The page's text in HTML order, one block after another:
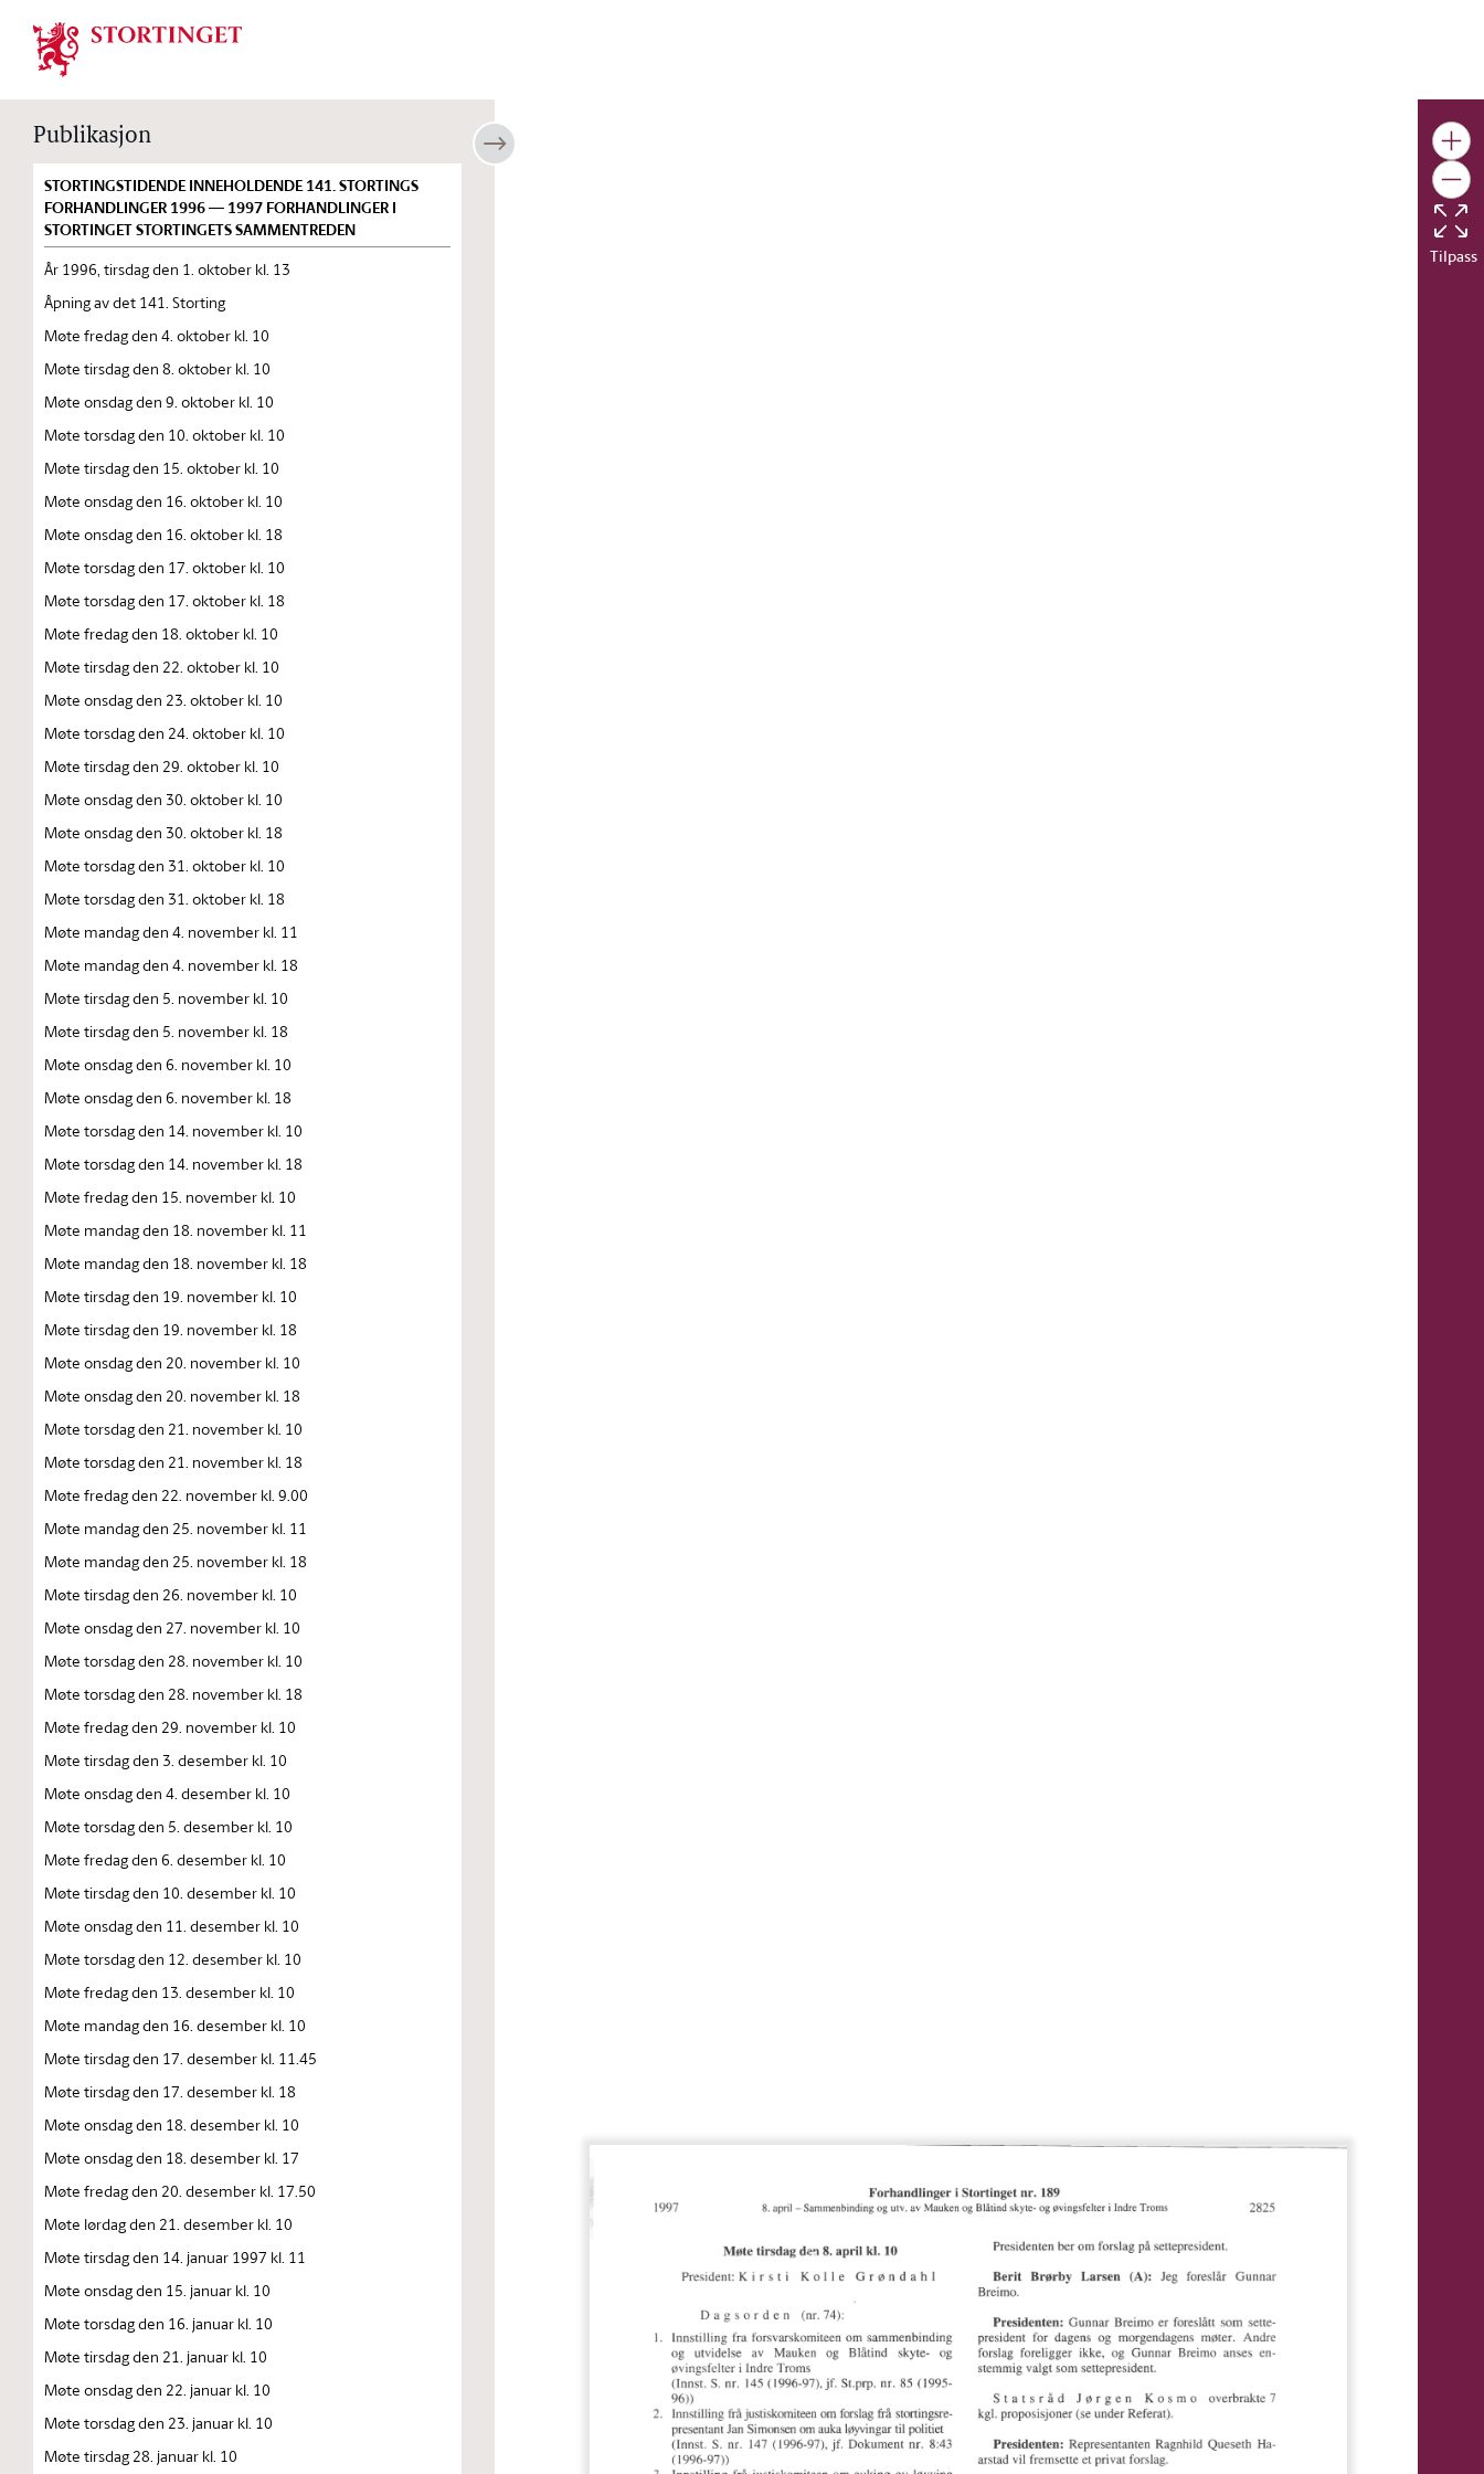
Stortinget.no
Publikasjon
STORTINGSTIDENDE INNEHOLDENDE 141. STORTINGS
FORHANDLINGER 1996 — 1997 FORHANDLINGER I
STORTINGET STORTINGETS SAMMENTREDEN
År 1996, tirsdag den 1. oktober kl. 13
Åpning av det 141. Storting
Møte fredag den 4. oktober kl. 10
Møte tirsdag den 8. oktober kl. 10
Møte onsdag den 9. oktober kl. 10
Møte torsdag den 10. oktober kl. 10
Møte tirsdag den 15. oktober kl. 10
Møte onsdag den 16. oktober kl. 10
Møte onsdag den 16. oktober kl. 18
Møte torsdag den 17. oktober kl. 10
Møte torsdag den 17. oktober kl. 18
Møte fredag den 18. oktober kl. 10
Møte tirsdag den 22. oktober kl. 10
Møte onsdag den 23. oktober kl. 10
Møte torsdag den 24. oktober kl. 10
Møte tirsdag den 29. oktober kl. 10
Møte onsdag den 30. oktober kl. 10
Møte onsdag den 30. oktober kl. 18
Møte torsdag den 31. oktober kl. 10
Møte torsdag den 31. oktober kl. 18
Møte mandag den 4. november kl. 11
Møte mandag den 4. november kl. 18
Møte tirsdag den 5. november kl. 10
Møte tirsdag den 5. november kl. 18
Møte onsdag den 6. november kl. 10
Møte onsdag den 6. november kl. 18
Møte torsdag den 14. november kl. 10
Møte torsdag den 14. november kl. 18
Møte fredag den 15. november kl. 10
Møte mandag den 18. november kl. 11
Møte mandag den 18. november kl. 18
Møte tirsdag den 19. november kl. 10
Møte tirsdag den 19. november kl. 18
Møte onsdag den 20. november kl. 10
Møte onsdag den 20. november kl. 18
Møte torsdag den 21. november kl. 10
Møte torsdag den 21. november kl. 18
Møte fredag den 22. november kl. 9.00
Møte mandag den 25. november kl. 11
Møte mandag den 25. november kl. 18
Møte tirsdag den 26. november kl. 10
Møte onsdag den 27. november kl. 10
Møte torsdag den 28. november kl. 10
Møte torsdag den 28. november kl. 18
Møte fredag den 29. november kl. 10
Møte tirsdag den 3. desember kl. 10
Møte onsdag den 4. desember kl. 10
Møte torsdag den 5. desember kl. 10
Møte fredag den 6. desember kl. 10
Møte tirsdag den 10. desember kl. 10
Møte onsdag den 11. desember kl. 10
Møte torsdag den 12. desember kl. 10
Møte fredag den 13. desember kl. 10
Møte mandag den 16. desember kl. 10
Møte tirsdag den 17. desember kl. 11.45
Møte tirsdag den 17. desember kl. 18
Møte onsdag den 18. desember kl. 10
Møte onsdag den 18. desember kl. 17
Møte fredag den 20. desember kl. 17.50
Møte lørdag den 21. desember kl. 10
Møte tirsdag den 14. januar 1997 kl. 11
Møte onsdag den 15. januar kl. 10
Møte torsdag den 16. januar kl. 10
Møte tirsdag den 21. januar kl. 10
Møte onsdag den 22. januar kl. 10
Møte torsdag den 23. januar kl. 10
Møte tirsdag 28. januar kl. 10